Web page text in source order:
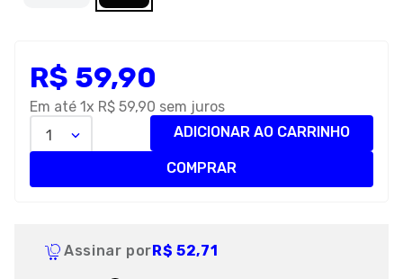
R$ 59,90
Em até 1x R$ 59,90 sem juros
1
ADICIONAR AO CARRINHO
COMPRAR
Assinar porR$ 52,71
10º